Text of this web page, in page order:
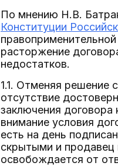
По мнению Н.В.
Конституции
расторжение
недостатков.
1.1. Отменяя решение
отсутствие
заключения
внимание условия
есть на день
скрытыми и продавец
освобождается от